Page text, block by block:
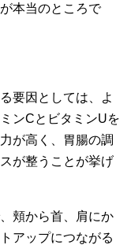
本当のところで
要因としては、よ
ンCとビタミンUを
が高く、胃腸の調
が整うことが挙げ
頬から首、肩にか
アップにつながる